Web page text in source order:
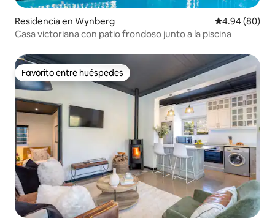
Residencia en Wynberg Calificación
4.94 (80)
Casa victoriana con patio frondoso junto a la piscina
Favorito entre huéspedes
Favorito entre huéspedes